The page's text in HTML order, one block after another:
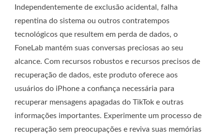
Independentemente de exclusão acidental, falha
repentina do sistema ou outros contratempos
tecnológicos que resultem em perda de dados, o
FoneLab mantém suas conversas preciosas ao seu
alcance. Com recursos robustos e recursos precisos de
recuperação de dados, este produto oferece aos
usuários do iPhone a confiança necessária para
recuperar mensagens apagadas do TikTok e outras
informações importantes. Experimente um processo de
recuperação sem preocupações e reviva suas memórias